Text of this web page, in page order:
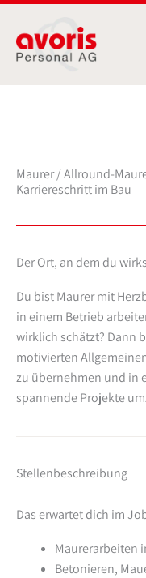
Inhalt
springen
Maurer / Allround-
Karriereschritt im Bau
Der Ort, an dem du
Du bist Maurer mit
in einem Betrieb
wirklich schätzt? Dann
motivierten
zu übernehmen und in
spannende Projekte
Stellenbeschreibung
Das erwartet dich im
Maurerarbeiten
Betonieren,